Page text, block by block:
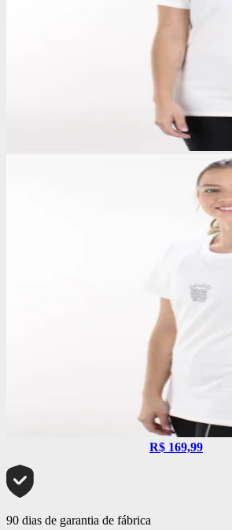
R$ 169,99
90 dias de garantia de fábrica